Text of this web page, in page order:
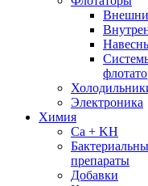
Электроника
Химия
Ca + KH
препараты
Добавки